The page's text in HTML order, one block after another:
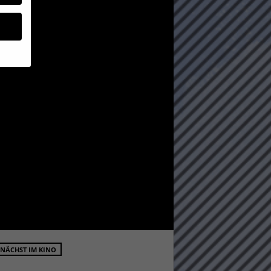
IM KINO
Zurück